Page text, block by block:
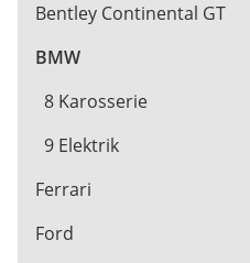
Bentley Continental GT
BMW
8 Karosserie
9 Elektrik
Ferrari
Ford